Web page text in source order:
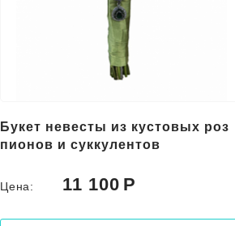
Букет невесты из кустовых роз
пионов и суккулентов
Цена: 11 100